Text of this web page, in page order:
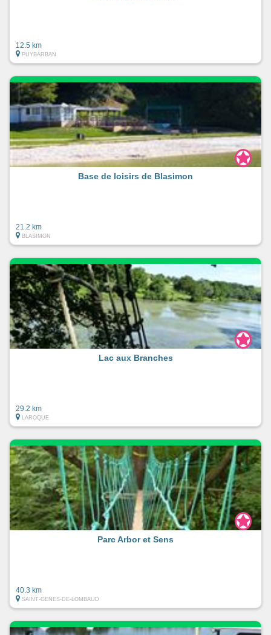
12.5 km
PUYBARBAN
Base de loisirs de Blasimon
21.2 km
BLASIMON
Lac aux Branches
29.2 km
LAROQUE
Parc Arbor et Sens
40.3 km
SAINT-GENES-DE-LOMBAUD